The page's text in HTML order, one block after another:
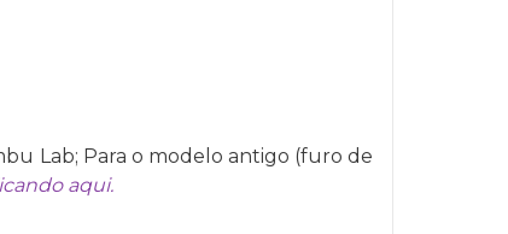
Lab; Para o modelo antigo (furo de
aqui.